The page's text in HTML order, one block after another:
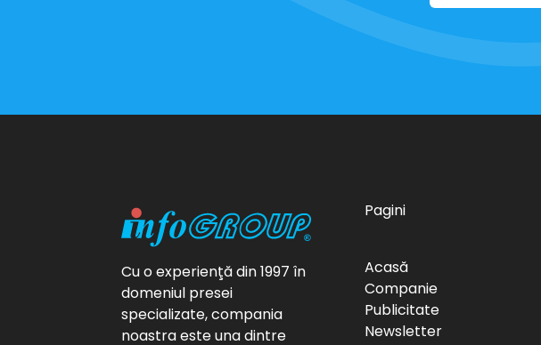
Cu o experienţă din 1997 în
domeniul presei
specializate, compania
noastra este una dintre
Pagini
Acasă
Companie
Publicitate
Newsletter